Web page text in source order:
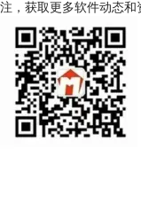
注，获取更多软件动态和